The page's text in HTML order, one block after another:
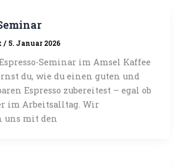
/ 5. Januar 2026
Seminar im Amsel Kaffee
du, wie du einen guten und
Espresso zubereitest – egal ob
im Arbeitsalltag. Wir
uns mit den